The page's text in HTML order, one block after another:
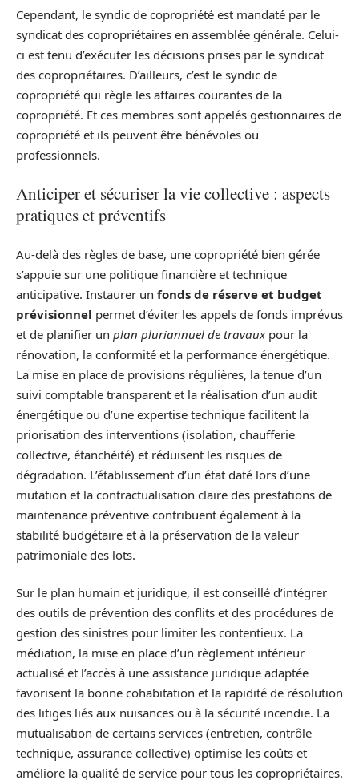
Cependant, le syndic de copropriété est mandaté par le
syndicat des copropriétaires en assemblée générale. Celui-
ci est tenu d’exécuter les décisions prises par le syndicat
des copropriétaires. D’ailleurs, c’est le syndic de
copropriété qui règle les affaires courantes de la
copropriété. Et ces membres sont appelés gestionnaires de
copropriété et ils peuvent être bénévoles ou
professionnels.
Anticiper et sécuriser la vie collective : aspects
pratiques et préventifs
Au‑delà des règles de base, une copropriété bien gérée
s’appuie sur une politique financière et technique
anticipative. Instaurer un fonds de réserve et budget
prévisionnel permet d’éviter les appels de fonds imprévus
et de planifier un plan pluriannuel de travauxpour la
rénovation, la conformité et la performance énergétique.
La mise en place de provisions régulières, la tenue d’un
suivi comptable transparent et la réalisation d’un audit
énergétique ou d’une expertise technique facilitent la
priorisation des interventions (isolation, chaufferie
collective, étanchéité) et réduisent les risques de
dégradation. L’établissement d’un état daté lors d’une
mutation et la contractualisation claire des prestations de
maintenance préventive contribuent également à la
stabilité budgétaire et à la préservation de la valeur
patrimoniale des lots.
Sur le plan humain et juridique, il est conseillé d’intégrer
des outils de prévention des conflits et des procédures de
gestion des sinistres pour limiter les contentieux. La
médiation, la mise en place d’un règlement intérieur
actualisé et l’accès à une assistance juridique adaptée
favorisent la bonne cohabitation et la rapidité de résolution
des litiges liés aux nuisances ou à la sécurité incendie. La
mutualisation de certains services (entretien, contrôle
technique, assurance collective) optimise les coûts et
améliore la qualité de service pour tous les copropriétaires.